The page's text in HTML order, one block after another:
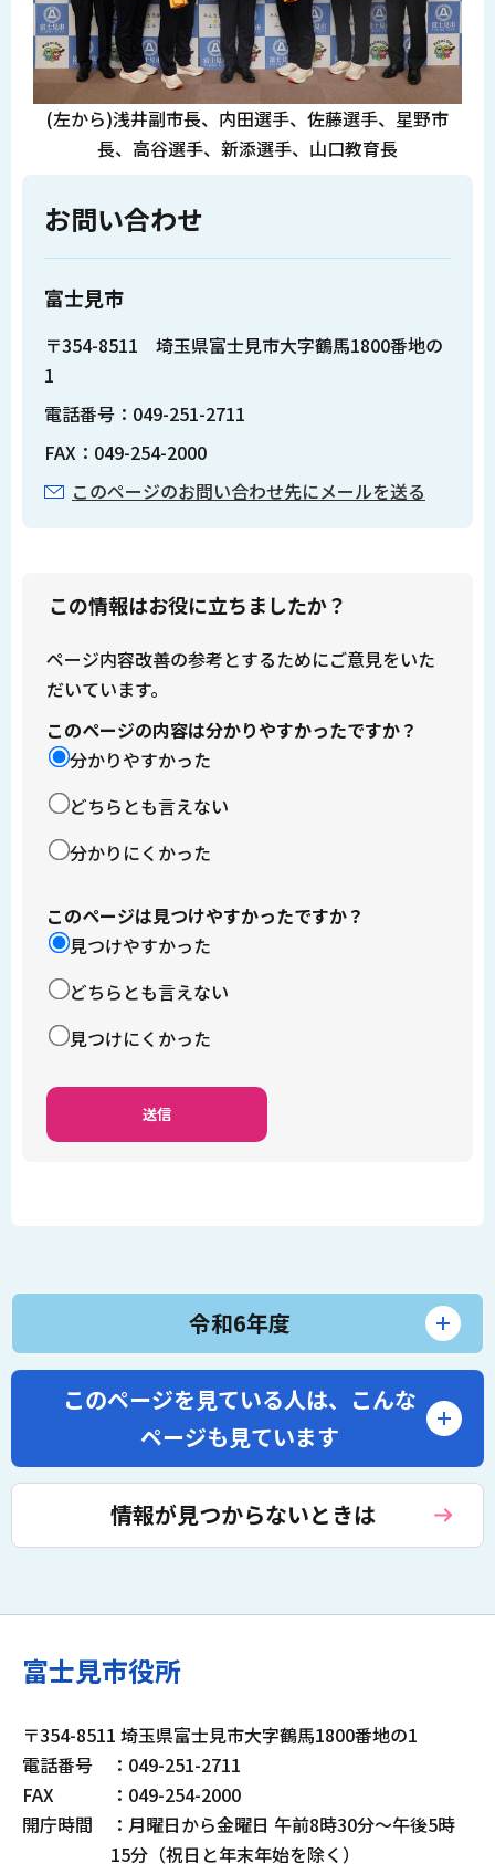
(左から)浅井副市長、内田選手、佐藤選手、星野市
長、高谷選手、新添選手、山口教育長
お問い合わせ
富士見市
〒354-8511 埼玉県富士見市大字鶴馬1800番地の
1
電話番号：049-251-2711
FAX：049-254-2000
このページのお問い合わせ先にメールを送る
この情報はお役に立ちましたか？
ページ内容改善の参考とするためにご意見をいた
だいています。
このページの内容は分かりやすかったですか？
分かりやすかった
どちらとも言えない
分かりにくかった
このページは見つけやすかったですか？
見つけやすかった
どちらとも言えない
見つけにくかった
令和6年度
このページを見ている人は、 こんな
ページも見ています
情報が見つからないときは
富士見市役所
〒354-8511 埼玉県富士見市大字鶴馬1800番地の1
電話番号
：049-251-2711
FAX
：049-254-2000
開庁時間
：月曜日から金曜日 午前8時30分～午後5時
15分（祝日と年末年始を除く）